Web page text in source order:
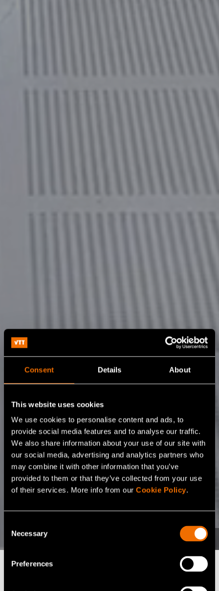
Consent Details About
This website uses cookies
We use cookies to personalise content and ads, to
provide social media features and to analyse our traffic.
We also share information about your use of our site with
our social media, advertising and analytics partners who
may combine it with other information that you’ve
provided to them or that they’ve collected from your use
of their services. More info from our Cookie Policy.
Selection
Necessary
Preferences